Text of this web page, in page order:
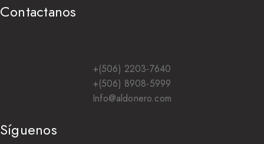
Contactanos
+(506) 2203-7640
+(506) 8908-5999
Info@aldonero.com
Síguenos